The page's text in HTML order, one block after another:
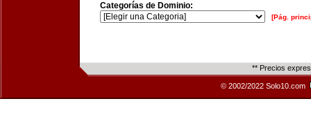
Categorías de Dominio:
[Pág.
** Precios
© 2002/2022 Solo10.com